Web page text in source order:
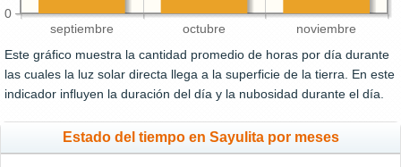
septiembre octubre noviembre
0
Este gráfico muestra la cantidad promedio de horas por día durante
las cuales la luz solar directa llega a la superficie de la tierra. En este
indicador influyen la duración del día y la nubosidad durante el día.
Estado del tiempo en Sayulita por meses